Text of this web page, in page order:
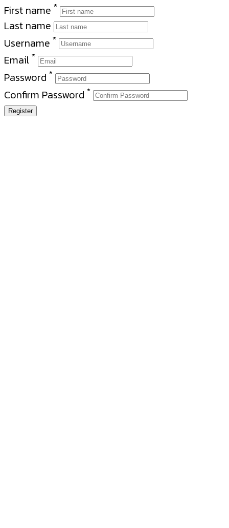
First name *
Last name
Username *
Email *
Password *
Confirm Password *
Register